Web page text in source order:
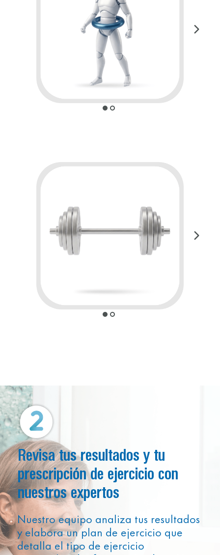
Revisa tus resultados y tu
prescripción de ejercicio con
nuestros expertos
Nuestro equipo analiza tus resultados
y elabora un plan de ejercicio que
detalla el tipo de ejercicio